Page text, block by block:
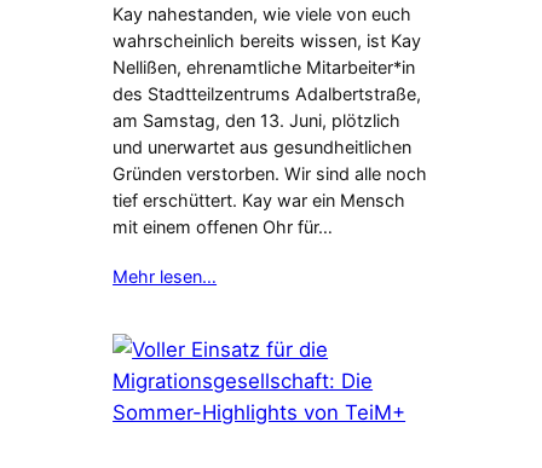
Kay nahestanden, wie viele von euch
wahrscheinlich bereits wissen, ist Kay
Nellißen, ehrenamtliche Mitarbeiter*in
des Stadtteilzentrums Adalbertstraße,
am Samstag, den 13. Juni, plötzlich
und unerwartet aus gesundheitlichen
Gründen verstorben. Wir sind alle noch
tief erschüttert. Kay war ein Mensch
mit einem offenen Ohr für…
Mehr lesen…